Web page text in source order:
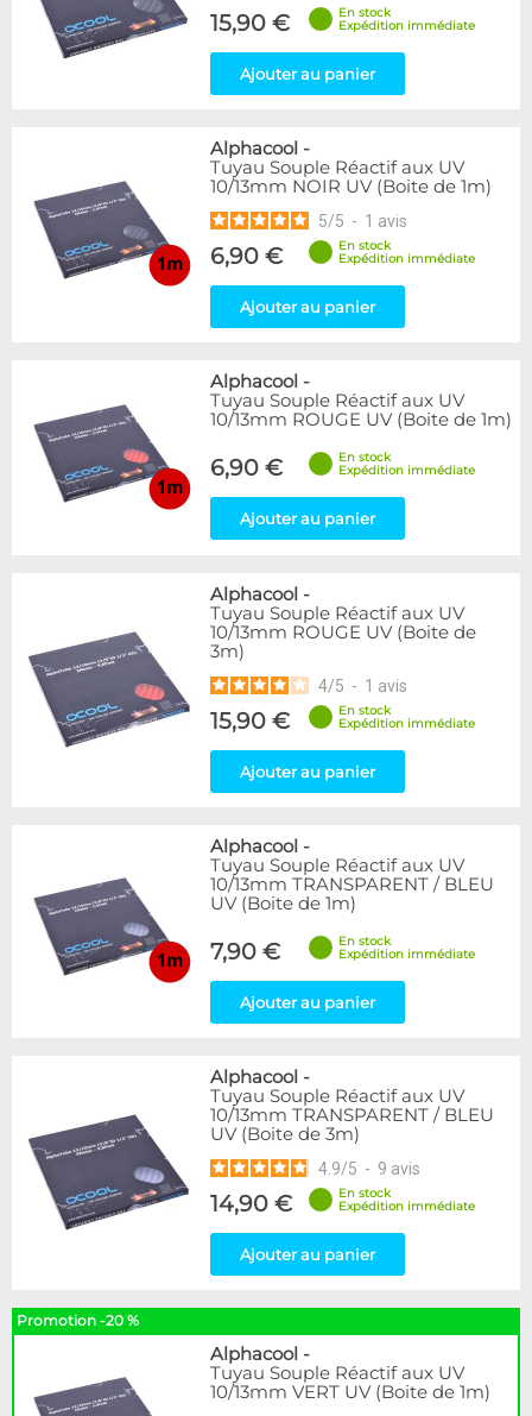
15,90 €
En stock
Expédition immédiate
Ajouter au panier
Alphacool -
Tuyau Souple Réactif aux UV
10/13mm NOIR UV (Boite de 1m)
5/5 - 1 avis
6,90 €
En stock
Expédition immédiate
Ajouter au panier
Alphacool -
Tuyau Souple Réactif aux UV
10/13mm ROUGE UV (Boite de 1m)
6,90 €
En stock
Expédition immédiate
Ajouter au panier
Alphacool -
Tuyau Souple Réactif aux UV
10/13mm ROUGE UV (Boite de
3m)
4/5 - 1 avis
15,90 €
En stock
Expédition immédiate
Ajouter au panier
Alphacool -
Tuyau Souple Réactif aux UV
10/13mm TRANSPARENT / BLEU
UV (Boite de 1m)
7,90 €
En stock
Expédition immédiate
Ajouter au panier
Alphacool -
Tuyau Souple Réactif aux UV
10/13mm TRANSPARENT / BLEU
UV (Boite de 3m)
4.9/5 - 9 avis
14,90 €
En stock
Expédition immédiate
Ajouter au panier
Promotion -20 %
Alphacool -
Tuyau Souple Réactif aux UV
10/13mm VERT UV (Boite de 1m)